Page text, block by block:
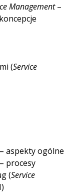
Management–
(Service
aspekty ogólne
procesy
(Service